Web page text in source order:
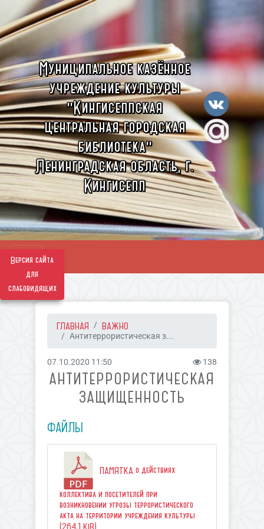
Версия сайта
для
слабовидящих
Муниципальное казённое
учреждение культуры
"Кингисеппская
центральная городская
библиотека"
Ленинградская область, г.
Кингисепп
ГЛАВНАЯ ВАЖНО
Антитеррористическая з...
07.10.2020 11:50 138
АНТИТЕРРОРИСТИЧЕСКАЯ
ЗАЩИЩЕННОСТЬ
ФАЙЛЫ
ПАМЯТКА о действиях
коллектива и посетителей при
возникновении угрозы террористического
акта на территории учреждения культуры
(264.1 KiB)